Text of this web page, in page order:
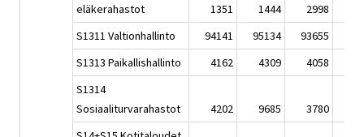
eläkerahastot
1351 1444 2998
S1311 Valtionhallinto
94141 95134 93655
S1313 Paikallishallinto
4162 4309 4058
S1314
Sosiaaliturvarahastot
4202 9685 3780